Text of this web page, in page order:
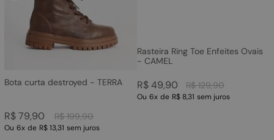
Bota curta destroyed - TERRA
R$ 199,90
R$79,90
Ou 6x de R$ 13,31 sem juros
Rasteira Ring Toe Enfeites Ovais
- CAMEL
R$ 129,90
R$49,90
Ou 6x de R$ 8,31 sem juros